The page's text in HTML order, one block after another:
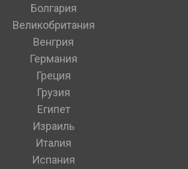
Болгария
Великобритания
Венгрия
Германия
Греция
Грузия
Египет
Израиль
Италия
Испания